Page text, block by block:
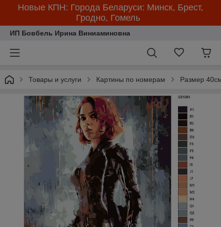
Новые КПН: Города Беларуси: Минск, Брест,
Гродно, Гомель
ИП Бовбель Ирина Виниаминовна
Товары и услуги Картины по номерам Размер